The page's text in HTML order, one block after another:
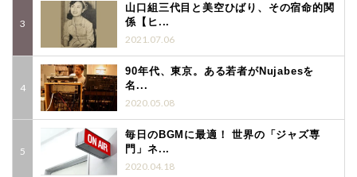
山口組三代目と美空ひばり、その宿命的関
係【ヒ...
2021.07.06
90年代、東京。ある若者がNujabesを
名...
2020.05.08
毎日のBGMに最適！ 世界の「ジャズ専
門」ネ...
2020.04.18